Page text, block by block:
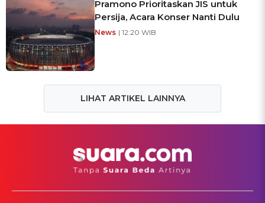
Pramono Prioritaskan JIS untuk
Persija, Acara Konser Nanti Dulu
News | 12:20 WIB
LIHAT ARTIKEL LAINNYA